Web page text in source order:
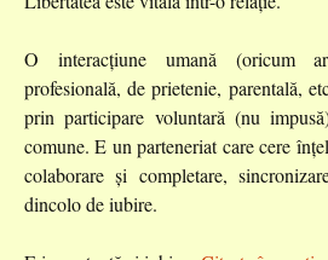
O interacțiune umană (oricum
profesională, de prietenie, parentală,
prin participare voluntară (nu
comune. E un parteneriat care cere
colaborare și completare,
dincolo de iubire.